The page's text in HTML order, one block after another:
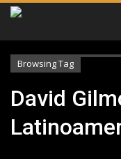
Browsing Tag
David